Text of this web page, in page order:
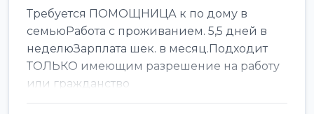
Требуется ПОМОЩНИЦА к по дому в
семьюРабота с проживанием. 5,5 дней в
неделюЗарплата шек. в месяц.Подходит
ТОЛЬКО имеющим разрешение на работу
или гражданство